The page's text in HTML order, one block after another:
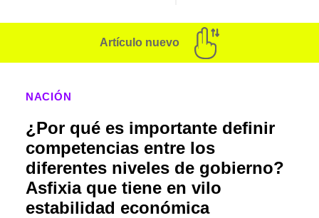
Artículo nuevo
NACIÓN
¿Por qué es importante definir
competencias entre los
diferentes niveles de gobierno?
Asfixia que tiene en vilo
estabilidad económica